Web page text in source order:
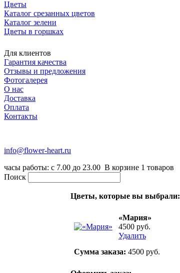
Цветы
Каталог срезанных цветов
Каталог зелени
Цветы в горшках
Для клиентов
Гарантия качества
Отзывы и предложения
Фотогалерея
О нас
Доставка
Оплата
Контакты
info@flower-heart.ru
часы работы: с 7.00 до 23.00 В корзине 1 товаров
Поиск
Цветы, которые вы выбрали:
«Мария»
4500 руб.
Удалить
Сумма заказа: 4500руб.